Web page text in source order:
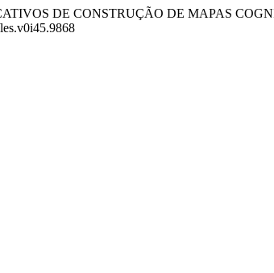
DE CONSTRUÇÃO DE MAPAS